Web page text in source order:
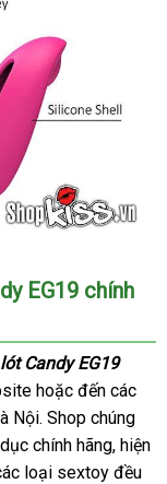
EG19 chính
Candy EG19
Đức
hoặc đến tham
khảo
các
Nộigiảm
giá
. Shop chúng
chính hãngthế
giới
, hiện
loại sextoy đều